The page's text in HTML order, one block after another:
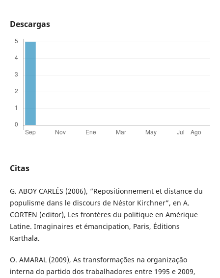
Descargas
Citas
G. ABOY CARLÉS (2006), “Repositionnement et distance du
populisme dans le discours de Néstor Kirchner”, en A.
CORTEN (editor), Les frontères du politique en Amérique
Latine. Imaginaires et émancipation, Paris, Éditions
Karthala.
O. AMARAL (2009), As transformações na organização
interna do partido dos trabalhadores entre 1995 e 2009,